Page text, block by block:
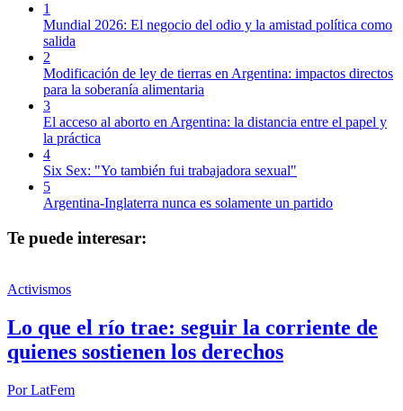
1
Mundial 2026: El negocio del odio y la amistad política como
salida
2
Modificación de ley de tierras en Argentina: impactos directos
para la soberanía alimentaria
3
El acceso al aborto en Argentina: la distancia entre el papel y
la práctica
4
Six Sex: "Yo también fui trabajadora sexual"
5
Argentina-Inglaterra nunca es solamente un partido
Te puede interesar:
Activismos
Lo que el río trae: seguir la corriente de
quienes sostienen los derechos
PorLatFem